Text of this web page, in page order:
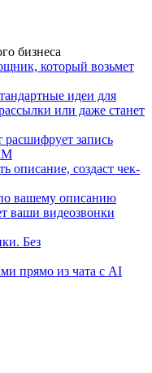
бизнеса
который возьмет
идеи для
или даже станет
расшифрует запись
описание, создаст чек-
вашему описанию
ваши видеозвонки
Без
прямо из чата с AI